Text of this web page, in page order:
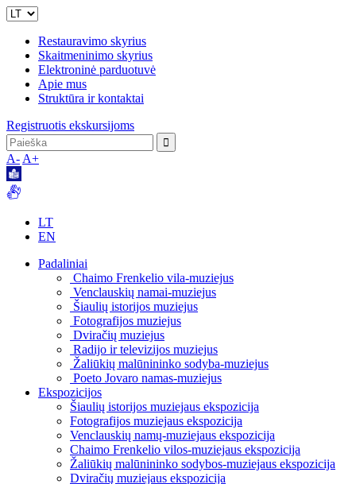
Restauravimo skyrius
Skaitmeninimo skyrius
Elektroninė parduotuvė
Apie mus
Struktūra ir kontaktai
Registruotis ekskursijoms
A- A+
LT
EN
Padaliniai
Chaimo Frenkelio vila-muziejus
Venclauskių namai-muziejus
Šiaulių istorijos muziejus
Fotografijos muziejus
Dviračių muziejus
Radijo ir televizijos muziejus
Žaliūkių malūnininko sodyba-muziejus
Poeto Jovaro namas-muziejus
Ekspozicijos
Šiaulių istorijos muziejaus ekspozicija
Fotografijos muziejaus ekspozicija
Venclauskių namų-muziejaus ekspozicija
Chaimo Frenkelio vilos-muziejaus ekspozicija
Žaliūkių malūnininko sodybos-muziejaus ekspozicija
Dviračių muziejaus ekspozicija